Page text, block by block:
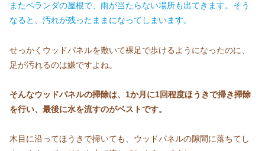
またベランダの屋根で、雨が当たらない場所も出てきます。そう
なると、汚れが残ったままになってしまいます。
せっかくウッドパネルを敷いて裸足で歩けるようになったのに、
足が汚れるのは嫌ですよね。
そんなウッドパネルの掃除は、1か月に1回程度ほうきで掃き掃除
を行い、最後に水を流すのがベストです。
木目に沿ってほうきで掃いても、ウッドパネルの隙間に落ちてし